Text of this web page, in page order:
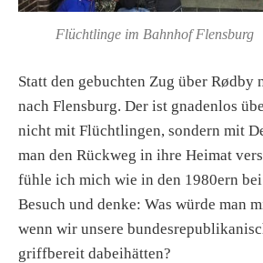
Flüchtlinge im Bahnhof Flensburg
Statt den gebuchten Zug über Rødby
nach Flensburg. Der ist gnadenlos
nicht mit Flüchtlingen, sondern mit
man den Rückweg in ihre Heimat
fühle ich mich wie in den 1980ern
Besuch und denke: Was würde man
wenn wir unsere
griffbereit dabeihätten?